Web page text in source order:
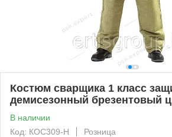
Костюм сварщика 1 класс
демисезонный брезентовый
В наличии
Код: КОС309-Н
Розница